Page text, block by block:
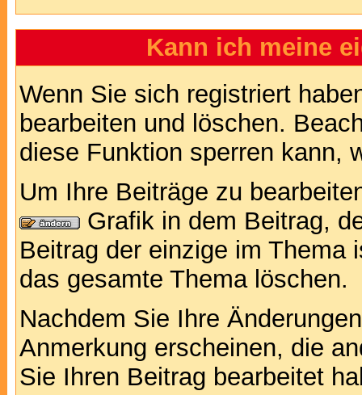
Kann ich meine
Wenn Sie sich registriert
bearbeiten und löschen.
diese Funktion sperren kann,
Um Ihre Beiträge zu
Grafik in dem Beitrag,
Beitrag der einzige im Thema
das gesamte Thema löschen.
Nachdem Sie Ihre
Anmerkung erscheinen, die
Sie Ihren Beitrag bearbeitet